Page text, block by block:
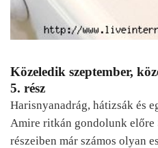
Közeledik szeptember,
5. rész
Harisnyanadrág, hátizsák és
Amire ritkán gondolunk előre
részeiben már számos olyan